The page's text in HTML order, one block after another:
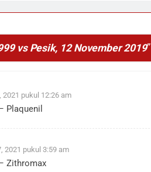
vs Pesik, 12 November 2019”
2021 pukul 12:26 am
Plaquenil
2021 pukul 3:59 am
Zithromax